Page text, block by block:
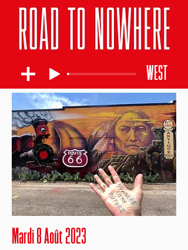
WEST
Mardi 8 Août 2023